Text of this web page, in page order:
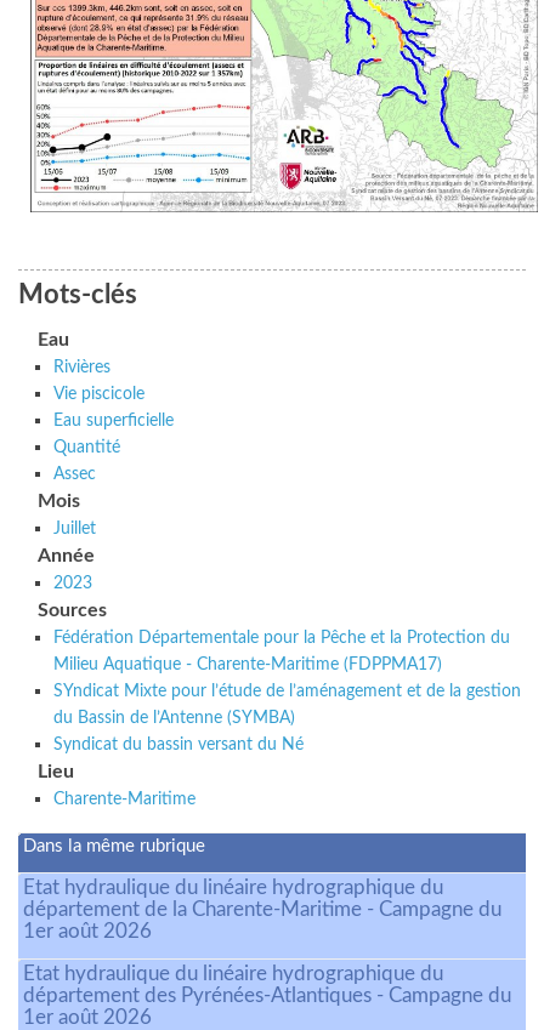
Mots-clés
Eau
Rivières
Vie piscicole
Eau superficielle
Quantité
Assec
Mois
Juillet
Année
2023
Sources
Fédération Départementale pour la Pêche et la Protection du
Milieu Aquatique - Charente-Maritime (FDPPMA17)
SYndicat Mixte pour l’étude de l’aménagement et de la gestion
du Bassin de l’Antenne (SYMBA)
Syndicat du bassin versant du Né
Lieu
Charente-Maritime
Dans la même rubrique
Etat hydraulique du linéaire hydrographique du
département de la Charente-Maritime - Campagne du
1er août 2026
Etat hydraulique du linéaire hydrographique du
département des Pyrénées-Atlantiques - Campagne du
1er août 2026